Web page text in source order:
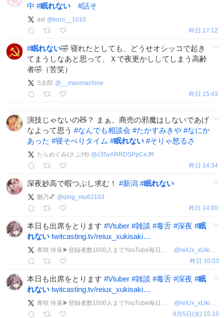
中 #眠れない #話そ
axl @ kuro__1010
昨日 17:12
#眠れない🤣 寝れたとしても、どうせオシッコで起き
てまうしなあと思って、Ｘで夜更かししてしまう高齢
者🤣（苦笑）
S太郎 @ __manmachine
昨日 15:43
演技じゃないの🧸？ まぁ、商売の邪魔はしないであげ
なよって思う #なんでも相談会 #たかすみきや #なにか
あった #寝そべりタイム #眠れない #そりゃ怒るさ
たらめぐみ(さぶｱｶ) @z35yARRDSPpCeJR
昨日 14:34
深夜妙高で暇つぶし求む！ #新潟 #眠れない
雛乃💕 @qing_mu62103
昨日 14:00
本日も出席をとります #Vtuber #雑談 #毒舌 #深夜 #眠
れない twitcasting.tv/reiux_xukisaki…
希咲 伶泉▶登録者数1000人までYouTube毎日投稿中 @reiUx_xUkisaki
昨日 10:03
本日も出席をとります #Vtuber #雑談 #毒舌 #深夜 #眠
れない twitcasting.tv/reiux_xukisaki…
希咲 伶泉▶登録者数1000人までYouTube毎日投稿中 @reiUx_xUkisaki
8月5日(水) 15:10